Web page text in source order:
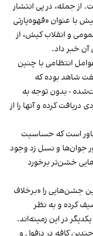
از جمله، در پی انتشار
با عنوان «قهوه‌پارتی
و انقلاب کیش، از
آن خبر داد.
انتظامی با چنین
شاهد بوده که
- بدون توجه به
کرده و آنها را از
است که حساسیت
جوان‌ها و نسل زد وجود
خشن‌تر برخورد
جشن‌هایی را «برخلاف
کرده و به نظر
در این زمینه‌اند.
کافه در دزفول و